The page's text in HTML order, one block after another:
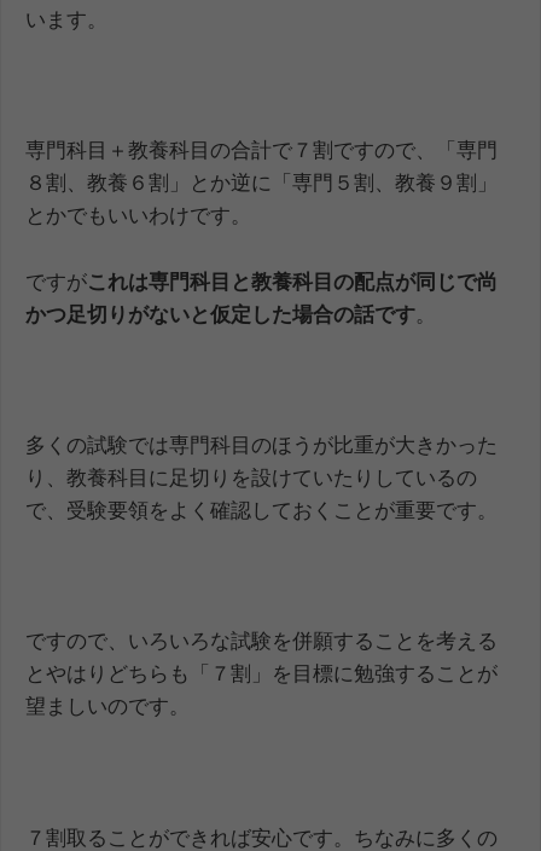
います。
専門科目＋教養科目の合計で７割ですので、「専門
８割、教養６割」とか逆に「専門５割、教養９割」
とかでもいいわけです。
ですがこれは専門科目と教養科目の配点が同じで尚
かつ足切りがないと仮定した場合の話です。
多くの試験では専門科目のほうが比重が大きかった
り、教養科目に足切りを設けていたりしているの
で、受験要領をよく確認しておくことが重要です。
ですので、いろいろな試験を併願することを考える
とやはりどちらも「７割」を目標に勉強することが
望ましいのです。
７割取ることができれば安心です。ちなみに多くの